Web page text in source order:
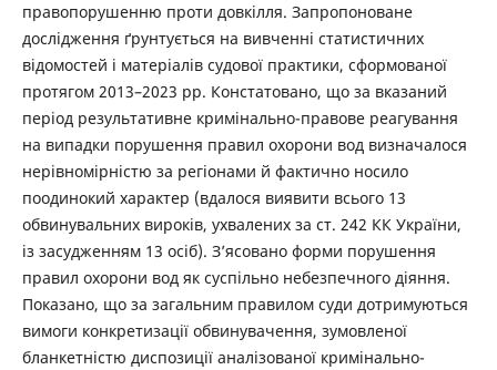
правопорушенню проти довкілля. Запропоноване
дослідження ґрунтується на вивченні статистичних
відомостей і матеріалів судової практики, сформованої
протягом 2013–2023 рр. Констатовано, що за вказаний
період результативне кримінально-правове реагування
на випадки порушення правил охорони вод визначалося
нерівномірністю за регіонами й фактично носило
поодинокий характер (вдалося виявити всього 13
обвинувальних вироків, ухвалених за ст. 242 КК України,
із засудженням 13 осіб). З’ясовано форми порушення
правил охорони вод як суспільно небезпечного діяння.
Показано, що за загальним правилом суди дотримуються
вимоги конкретизації обвинувачення, зумовленої
бланкетністю диспозиції аналізованої кримінально-